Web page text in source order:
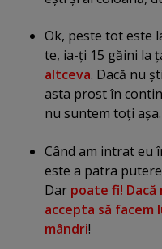
Ok, peste tot este
te, ia-ţi 15 găini la
altceva. Dacă nu
asta prost în
nu suntem toţi aşa.
Când am intrat eu
este a patra
Dar poate fi! Dacă
accepta să facem
mândri!